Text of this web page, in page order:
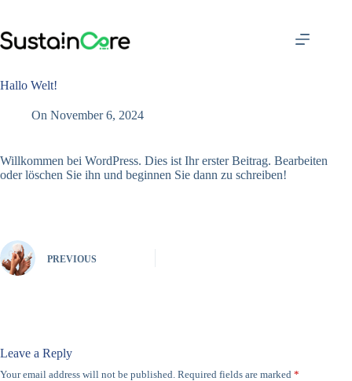
content
Hallo Welt!
On November 6, 2024
Willkommen bei WordPress. Dies ist Ihr erster Beitrag. Bearbeiten
oder löschen Sie ihn und beginnen Sie dann zu schreiben!
PREVIOUS
Leave a Reply
Your email address will not be published. Required fields are marked *